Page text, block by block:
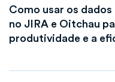
Como usar os
no JIRA e Oitchau
produtividade e a